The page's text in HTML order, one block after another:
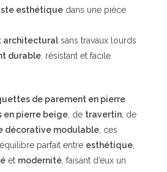
esthétique dans une pièce
architectural sans travaux lourds
durable , résistant et facile
de parement en pierre
en pierre beige , de travertin , de
décorative modulable , ces
parfait entre esthétique
et modernité , faisant d’eux un